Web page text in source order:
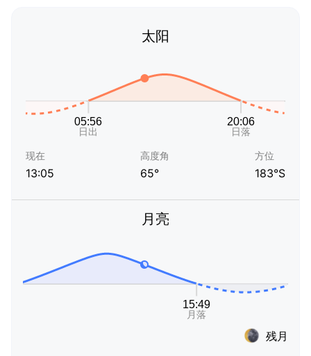
太阳
现在
13:05
高度角
65°
方位
183°S
月亮
残月